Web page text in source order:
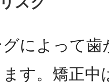
によって歯
す。矯正中